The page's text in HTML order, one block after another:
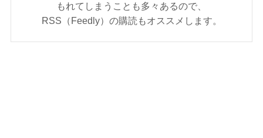
もれてしまうことも多々あるので、
RSS（Feedly）の購読もオススメします。